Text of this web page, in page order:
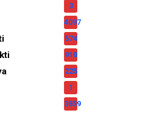
3
4097
574
910
225
1
3859